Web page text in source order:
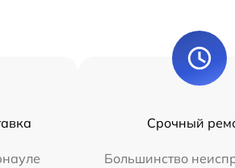
Срочный
Большинство